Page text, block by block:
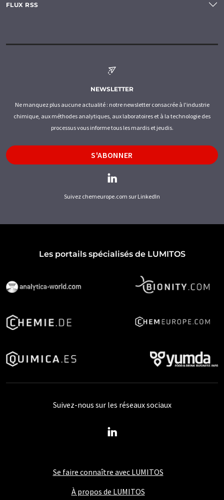
FLUX RSS
NEWSLETTER
Ne manquez plus aucune actualité : notre newsletter consacrée à l'industrie
chimique, aux méthodes analytiques, aux laboratoires et à la technologie des
processus vous informe tous les mardis et jeudis.
S'ABONNER
Suivez chemeurope.com sur LinkedIn
Les portails spécialisés de LUMITOS
Se faire connaître avec LUMITOS
À propos de LUMITOS
Suivez-nous sur les réseaux sociaux